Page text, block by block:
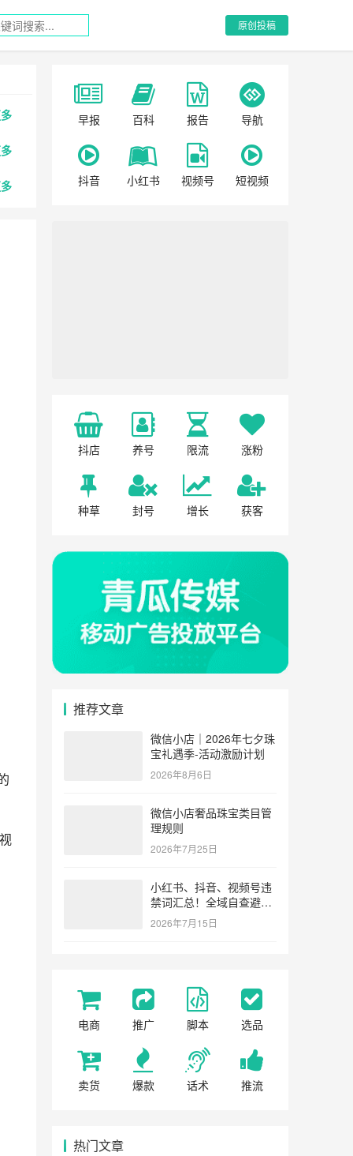
原创投稿
早报 百科 报告 导航
抖音 小红书 视频号 短视频
抖店 养号 限流 涨粉
种草 封号 增长 获客
推荐文章
微信小店｜2026年七夕珠
宝礼遇季-活动激励计划
2026年8月6日
微信小店奢品珠宝类目管
理规则
2026年7月25日
小红书、抖音、视频号违
禁词汇总！全域自查避坑
指南
2026年7月15日
电商 推广 脚本 选品
卖货 爆款 话术 推流
热门文章